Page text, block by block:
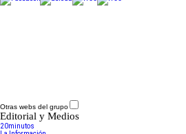
Otras webs del grupo
Editorial y Medios
20minutos